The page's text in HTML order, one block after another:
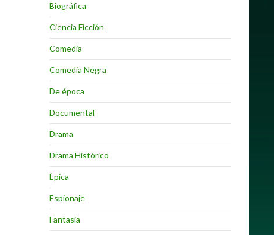
Biográfica
Ciencia Ficción
Comedia
Comedia Negra
De época
Documental
Drama
Drama Histórico
Épica
Espionaje
Fantasia